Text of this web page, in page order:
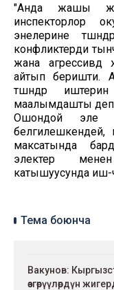
"Анда жашы
инспекторлор
энелерине
конфликтерди
жана агрессивдүү
айтып беришти.
түшүндүрүү
маалымдашты
Ошондой эле
максатында
электер
катышуусунда иш-
Тема боюнча
Вакунов:
өзгөрүүлөрдүн